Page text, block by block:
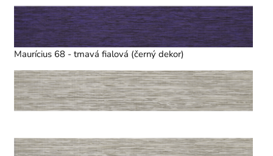
Maurícius 68 - tmavá fialová (černý dekor)